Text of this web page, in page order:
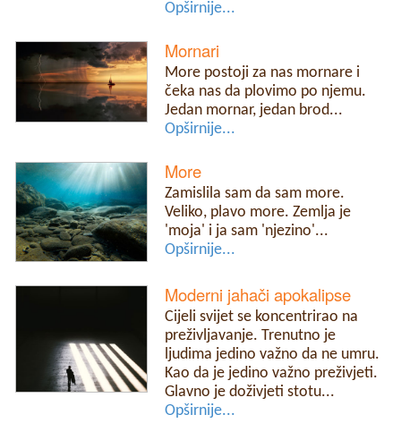
Opširnije...
Mornari
More postoji za nas mornare i
čeka nas da plovimo po njemu.
Jedan mornar, jedan brod...
Opširnije...
More
Zamislila sam da sam more.
Veliko, plavo more. Zemlja je
'moja' i ja sam 'njezino'...
Opširnije...
Moderni jahači apokalipse
Cijeli svijet se koncentrirao na
preživljavanje. Trenutno je
ljudima jedino važno da ne umru.
Kao da je jedino važno preživjeti.
Glavno je doživjeti stotu...
Opširnije...